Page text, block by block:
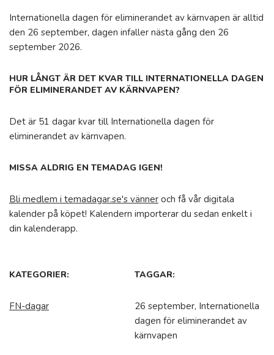
Internationella dagen för eliminerandet av kärnvapen är alltid
den 26 september, dagen infaller nästa gång den 26
september 2026.
HUR LÅNGT ÄR DET KVAR TILL INTERNATIONELLA DAGEN
FÖR ELIMINERANDET AV KÄRNVAPEN?
Det är 51 dagar kvar till Internationella dagen för
eliminerandet av kärnvapen.
MISSA ALDRIG EN TEMADAG IGEN!
Bli medlem i temadagar.se's vänner och få vår digitala
kalender på köpet! Kalendern importerar du sedan enkelt i
din kalenderapp.
KATEGORIER:
FN-dagar
TAGGAR:
26 september, Internationella
dagen för eliminerandet av
kärnvapen